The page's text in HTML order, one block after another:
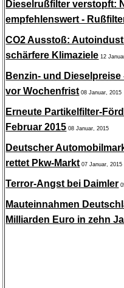
Dieselrußfilter verstopft:
empfehlenswert -
CO2 Ausstoß:
schärfere Klimaziele 12
Benzin- und
vor Wochenfrist 08 Januar, 2015
Erneute Partikelfilter-
Februar 2015 08 Januar, 2015
Deutscher
rettet Pkw-Markt 07 Januar, 2015
Terror-Angst bei Daimler
Mauteinnahmen
Milliarden Euro in zehn